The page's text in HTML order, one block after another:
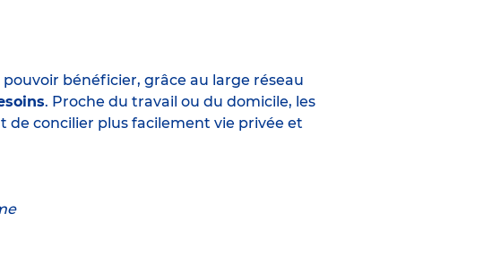
bénéficier, grâce au large réseau
. Proche du travail ou du domicile, les
de concilier plus facilement vie privée et